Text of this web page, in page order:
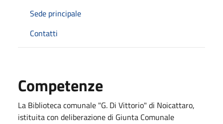
Sede principale
Contatti
Competenze
La Biblioteca comunale "G. Di Vittorio" di Noicattaro,
istituita con deliberazione di Giunta Comunale